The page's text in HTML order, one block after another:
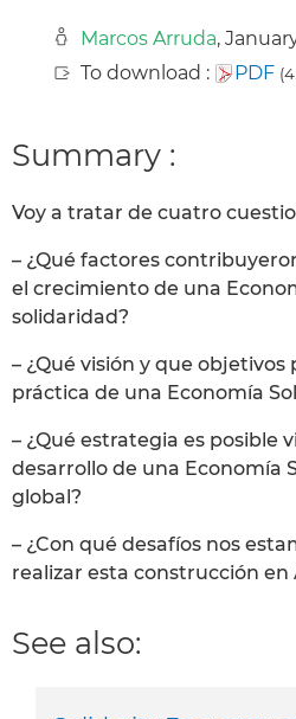
Marcos Arruda,
To download :
PDF
Summary :
Voy a tratar de cuatro
– ¿Qué factores
el crecimiento de una
solidaridad?
– ¿Qué visión y que objetivos
práctica de una Economía
– ¿Qué estrategia es posible
desarrollo de una Economía
global?
– ¿Con qué desafíos nos
realizar esta construcción en
See also: